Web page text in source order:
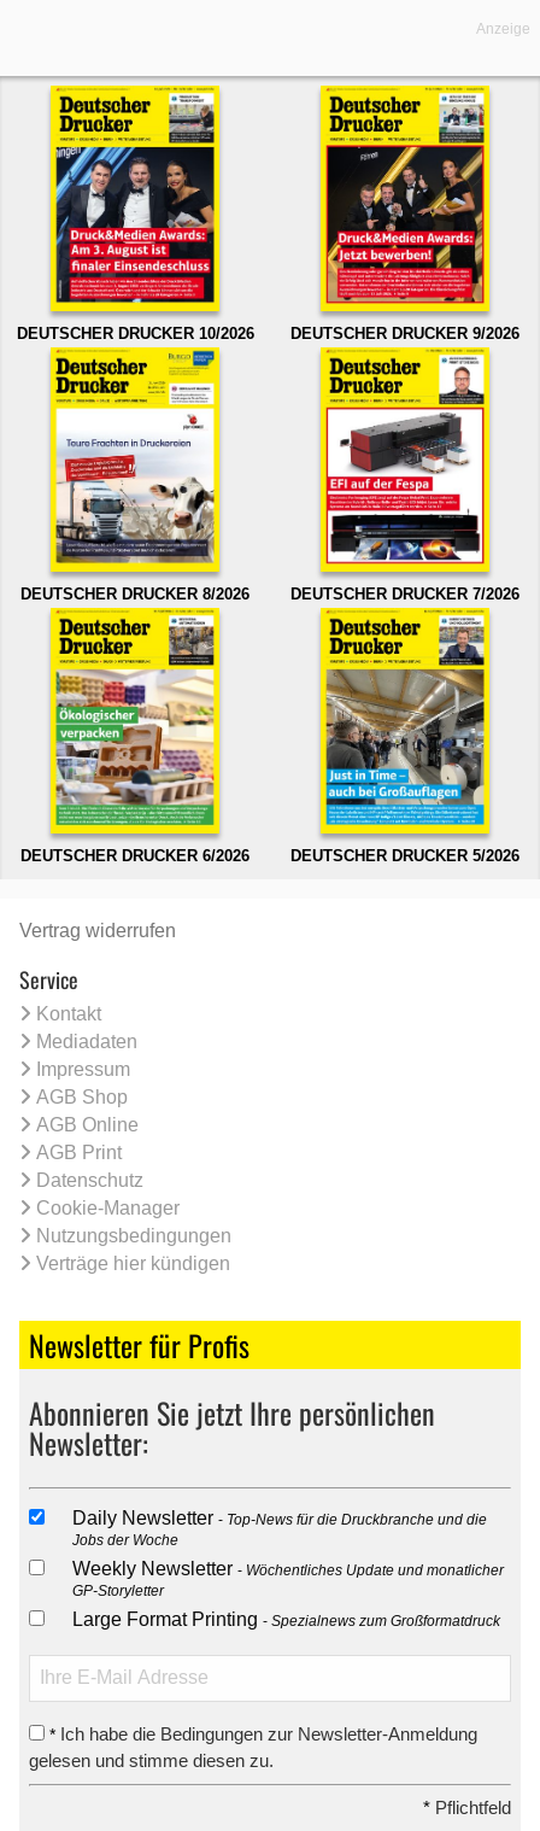
Anzeige
DEUTSCHER DRUCKER 10/2026 DEUTSCHER DRUCKER 9/2026
DEUTSCHER DRUCKER 8/2026 DEUTSCHER DRUCKER 7/2026
DEUTSCHER DRUCKER 6/2026 DEUTSCHER DRUCKER 5/2026
Vertrag widerrufen
Service
Kontakt
Mediadaten
Impressum
AGB Shop
AGB Online
AGB Print
Datenschutz
Cookie-Manager
Nutzungsbedingungen
Verträge hier kündigen
Newsletter für Profis
Abonnieren Sie jetzt Ihre persönlichen
Newsletter:
Daily Newsletter
Top-News für die Druckbranche und die
Jobs der Woche
Weekly Newsletter
Wöchentliches Update und monatlicher
GP-Storyletter
Large Format Printing Spezialnews zum Großformatdruck
* Ich habe die Bedingungen zur Newsletter-Anmeldung
gelesen und stimme diesen zu.
* Pflichtfeld